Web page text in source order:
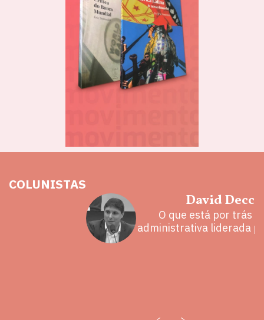
COLUNISTAS
David
O que está por trás
administrativa liderada